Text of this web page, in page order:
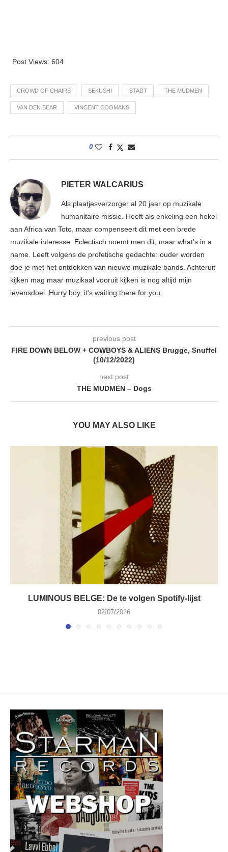
Post Views: 604
CROWD OF CHAIRS SEKUSHI STADT THE MUDMEN
VAN DEN BEAR VINCENT COOMANS
0
PIETER WALCARIUS
Als plaatjesverzorger al 20 jaar op muzikale
humanitaire missie. Heeft als enkeling een hekel
aan Africa van Toto, maar compenseert dit met een brede
muzikale interesse. Eclectisch noemt men dit, maar what's in a
name. Leeft volgens de profetische gedachte: ouder worden
doe je met het ontdekken van nieuwe muzikale bands. Achteruit
kijken mag maar muzikaal vooruit kijken is nog altijd mijn
levensdoel. Hurry boy, it's waiting there for you.
previous post
FIRE DOWN BELOW + COWBOYS & ALIENS Brugge, Snuffel
(10/12/2022)
next post
THE MUDMEN – Dogs
YOU MAY ALSO LIKE
LUMINOUS BELGE: De te volgen Spotify-lijst
02/07/2026